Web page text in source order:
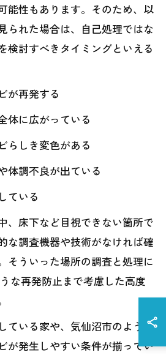
能性もあります。そのため、以
られた場合は、自己処理ではな
検討すべきタイミングといえる
が再発する
体に広がっている
らしき変色がある
体調不良が出ている
ている
、床下など目視できない箇所で
な調査機器や技術がなければ確
そういった場所の調査と処理に
な再発防止まで考慮した高度
ている家や、気仙沼市のような
が発生しやすい条件が揃ってい